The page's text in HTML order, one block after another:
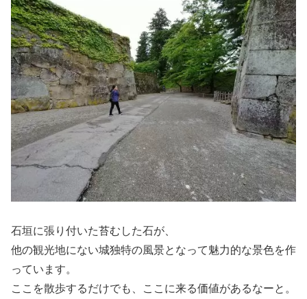
石垣に張り付いた苔むした石が、
他の観光地にない城独特の風景となって魅力的な景色を作
っています。
ここを散歩するだけでも、ここに来る価値があるなーと。